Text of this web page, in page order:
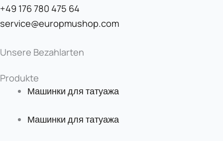
+49 176 780 475 64
service@europmushop.com
Unsere Bezahlarten
Produkte
Машинки для татуажа
Машинки для татуажа